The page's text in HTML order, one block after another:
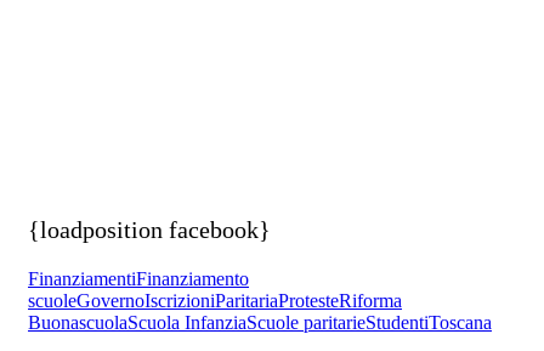
{loadposition facebook}
FinanziamentiFinanziamento
scuoleGovernoIscrizioniParitariaProtesteRiforma
BuonascuolaScuola InfanziaScuole paritarieStudentiToscana